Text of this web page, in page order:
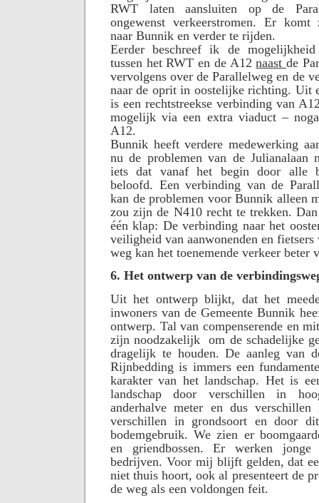
RWT laten aansluiten op de
ongewenst verkeerstromen. Er
naar Bunnik en verder te rijden.
Eerder beschreef ik de mogelijkheid
tussen het RWT en de A12naastde
vervolgens over de Parallelweg en de
naar de oprit in oostelijke richting. Uit
is een rechtstreekse verbinding van
mogelijk via een extra viaduct –
A12.
Bunnik heeft verdere medewerking
nu de problemen van de Julianalaan
iets dat vanaf het begin door alle
beloofd. Een verbinding van de
kan de problemen voor Bunnik alleen
zou zijn de N410 recht te trekken.
één klap: De verbinding naar het
veiligheid van aanwonenden en
weg kan het toenemende verkeer beter
6. Het ontwerp van de
Uit het ontwerp blijkt, dat het
inwoners van de Gemeente Bunnik
ontwerp. Tal van compenserende en
zijn noodzakelijk
om de schadelijke
dragelijk te houden. De aanleg van
Rijnbedding is immers een
karakter van het landschap. Het is
landschap door verschillen in
anderhalve meter en dus
verschillen in grondsoort en door
bodemgebruik. We zien er
en griendbossen. Er werken jonge
bedrijven. Voor mij blijft gelden, dat
niet thuis hoort, ook al presenteert de
de weg als een voldongen feit.